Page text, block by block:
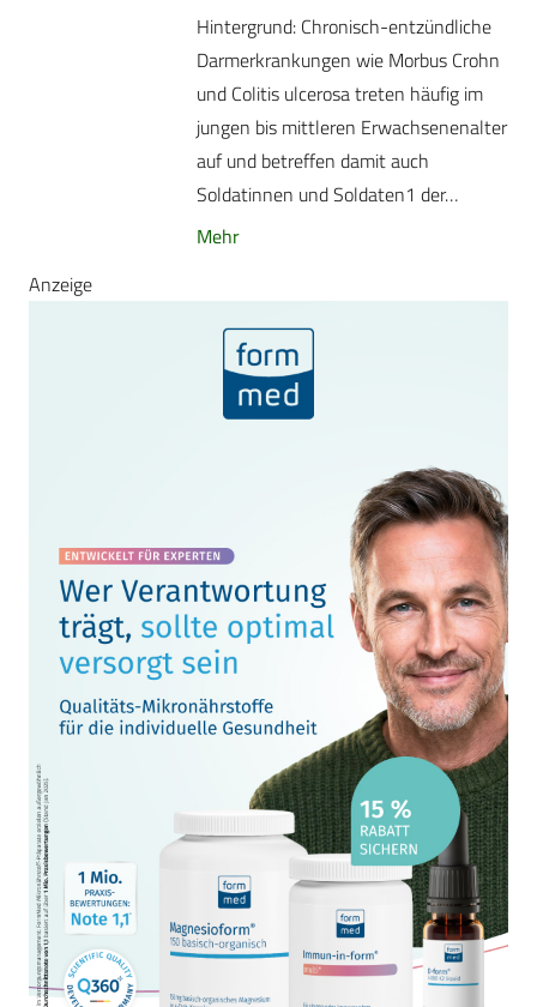
Hintergrund: Chronisch-entzündliche
Darmerkrankungen wie Morbus Crohn
und Colitis ulcerosa treten häufig im
jungen bis mittleren Erwachsenenalter
auf und betreffen damit auch
Soldatinnen und Soldaten1 der…
Mehr
Anzeige